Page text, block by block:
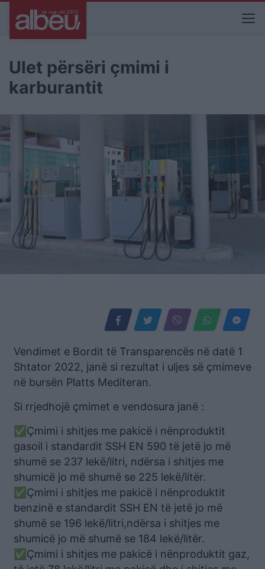
Ulet përsëri çmimi i
karburantit
Vendimet e Bordit të Transparencës në datë 1
Shtator 2022, janë si rezultat i uljes së çmimeve
në bursën Platts Mediteran.
Si rrjedhojë çmimet e vendosura janë :
✅Çmimi i shitjes me pakicë i nënproduktit
gasoil i standardit SSH EN 590 të jetë jo më
shumë se 237 lekë/litri, ndërsa i shitjes me
shumicë jo më shumë se 225 lekë/litër.
✅Çmimi i shitjes me pakicë i nënproduktit
benzinë e standardit SSH EN të jetë jo më
shumë se 196 lekë/litri,ndërsa i shitjes me
shumicë jo më shumë se 184 lekë/litër.
✅Çmimi i shitjes me pakicë i nënproduktit gaz,